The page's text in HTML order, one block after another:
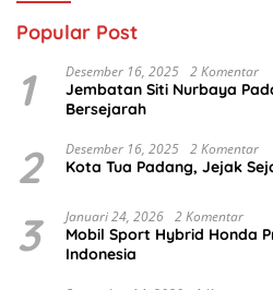
Popular Post
1 Desember 16, 2025 2 Komentar
Jembatan Siti Nurbaya
Bersejarah
2 Desember 16, 2025 2 Komentar
Kota Tua Padang, Jejak
3 Januari 24, 2026 2 Komentar
Mobil Sport Hybrid Honda
Indonesia